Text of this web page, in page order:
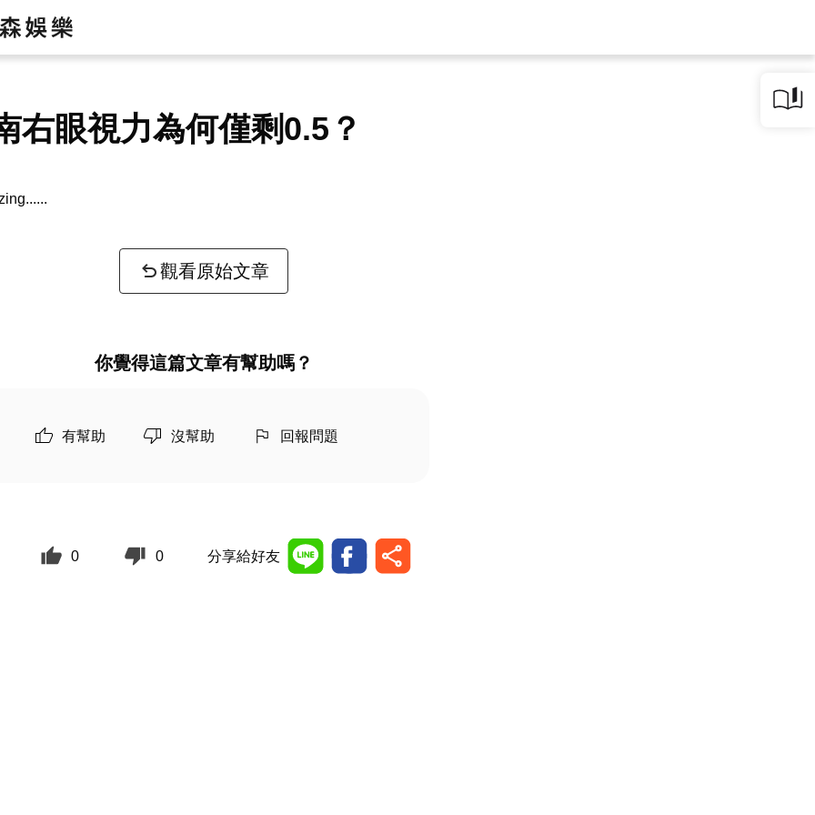
右眼視力為何僅剩0.5？
觀看原始文章
你覺得這篇文章有幫助嗎？
有幫助 沒幫助 回報問題
0 0 分享給好友